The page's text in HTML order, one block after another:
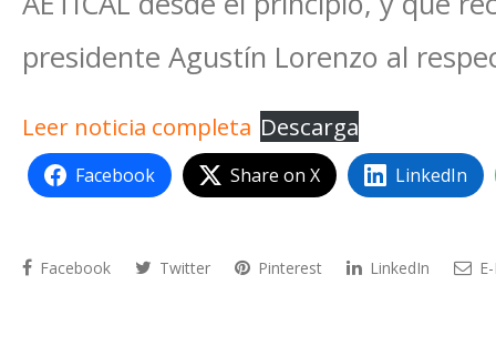
presidente Agustín Lorenzo al
Leer noticia completa Descarga
Facebook Share on X LinkedIn
Facebook Twitter Pinterest LinkedIn